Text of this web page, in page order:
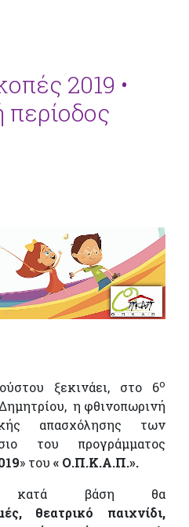
2019 •
ξεκινάει, στο 6ο
η φθινοπωρινή
απασχόλησης των
του προγράμματος
» του « Ο.Π.Κ.Α.Π.».
κατά βάση θα
θεατρικό παιχνίδι,